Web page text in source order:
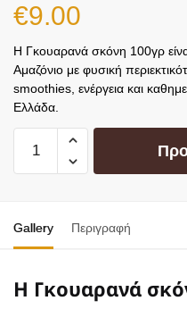
€9.00
Η Γκουαρανά σκόνη 100γρ
Αμαζόνιο με φυσική
smoothies, ενέργεια και
Ελλάδα.
Gallery Περιγραφή
Η Γκουαρανά